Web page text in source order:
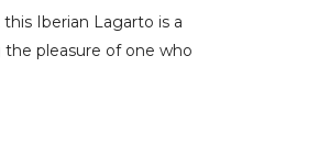
Iberian Lagarto is a
pleasure of one who